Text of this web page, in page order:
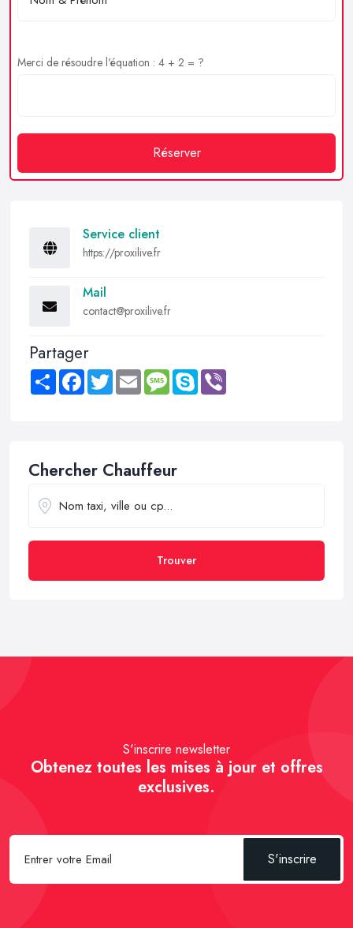
Merci de résoudre l'équation : 4 + 2 = ?
Réserver
Service client
https://proxilive.fr
Mail
contact@proxilive.fr
Partager
Share FacebookTwitter Email MessageSkype
Chercher Chauffeur
Trouver
S'inscrire newsletter
Obtenez toutes les mises à jour et offres
exclusives.
S'inscrire